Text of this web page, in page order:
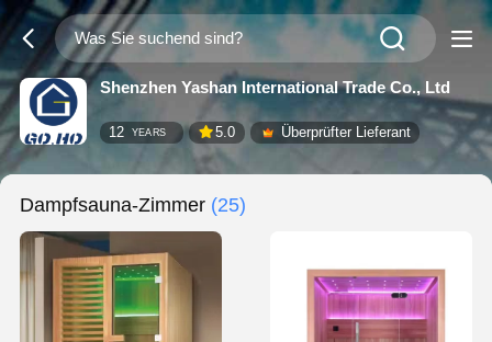
Shenzhen Yashan International Trade Co., Ltd
12 YEARS 5.0 Überprüfter Lieferant
Dampfsauna-Zimmer (25)